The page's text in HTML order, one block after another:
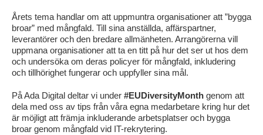
Årets tema handlar om att uppmuntra organisationer att ”bygga
broar” med mångfald. Till sina anställda, affärspartner,
leverantörer och den bredare allmänheten. Arrangörerna vill
uppmana organisationer att ta en titt på hur det ser ut hos dem
och undersöka om deras policyer för mångfald, inkludering
och tillhörighet fungerar och uppfyller sina mål.
På Ada Digital deltar vi under #EUDiversityMonth genom att
dela med oss av tips från våra egna medarbetare kring hur det
är möjligt att främja inkluderande arbetsplatser och bygga
broar genom mångfald vid IT-rekrytering.